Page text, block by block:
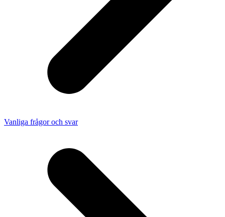
Vanliga frågor och svar